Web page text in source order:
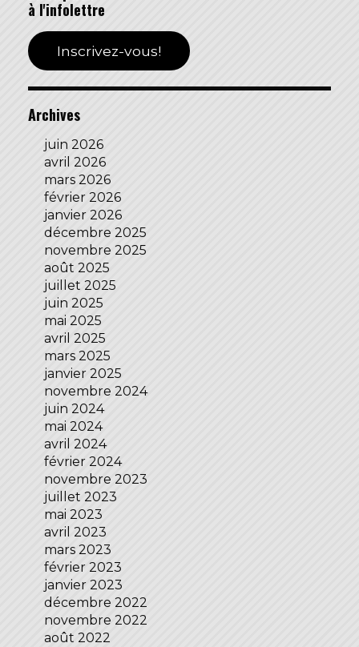
à l'infolettre
Inscrivez-vous!
Archives
juin 2026
avril 2026
mars 2026
février 2026
janvier 2026
décembre 2025
novembre 2025
août 2025
juillet 2025
juin 2025
mai 2025
avril 2025
mars 2025
janvier 2025
novembre 2024
juin 2024
mai 2024
avril 2024
février 2024
novembre 2023
juillet 2023
mai 2023
avril 2023
mars 2023
février 2023
janvier 2023
décembre 2022
novembre 2022
août 2022